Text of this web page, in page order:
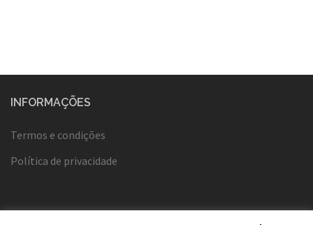
INFORMAÇÕES
Termos e condições
Política de privacidade